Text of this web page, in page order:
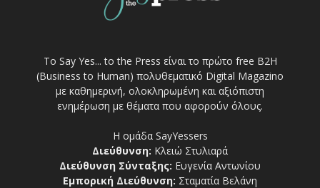
Το Say Yes... to the Press είναι το πρώτο free Β2Η
(Business to Human) πολυθεματικό Digital Magazino
με καθημερινή, ολοκληρωμένη και αξιόπιστη
ενημέρωση με θέματα που αφορούν όλους.
Η ομάδα SayYessers
Διεύθυνση: Κλειώ Στυλιαρά
Διεύθυνση Σύνταξης: Ευγενία Αντωνίου
Εμπορική Διεύθυνση: Σταματία Βελάνη